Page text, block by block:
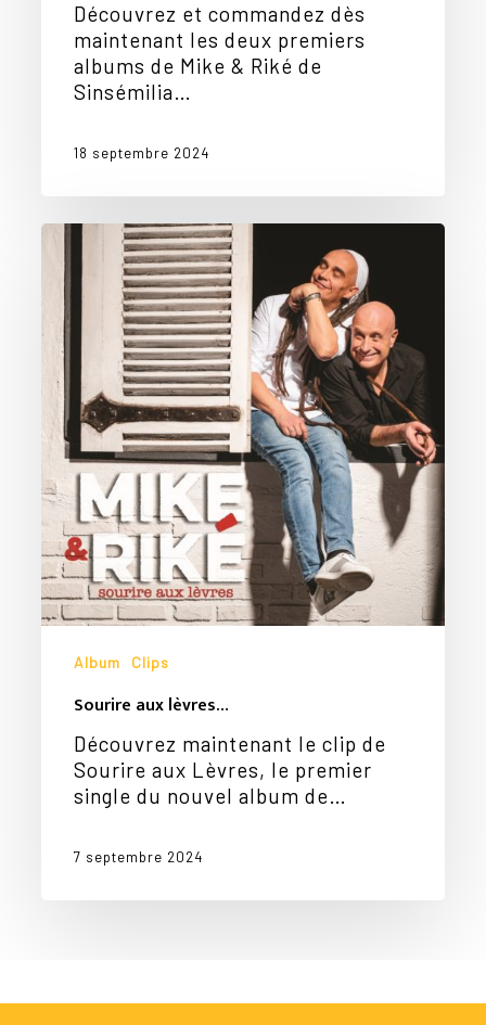
Découvrez et commandez dès
maintenant les deux premiers
albums de Mike & Riké de
Sinsémilia…
18 septembre 2024
Sourire
aux
lèvres…
Album Clips
Sourire aux lèvres…
Découvrez maintenant le clip de
Sourire aux Lèvres, le premier
single du nouvel album de…
7 septembre 2024